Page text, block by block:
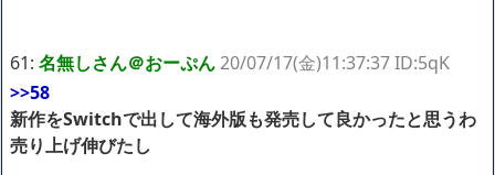
61: 名無しさん＠おーぷん20/07/17(金)11:37:37 ID:5qK
>>58
新作をSwitchで出して海外版も発売して良かったと思うわ
売り上げ伸びたし